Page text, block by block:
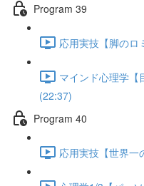
Program 39
応用実技【脚のロ
マインド心理学【
(22:37)
Program 40
応用実技【世界一